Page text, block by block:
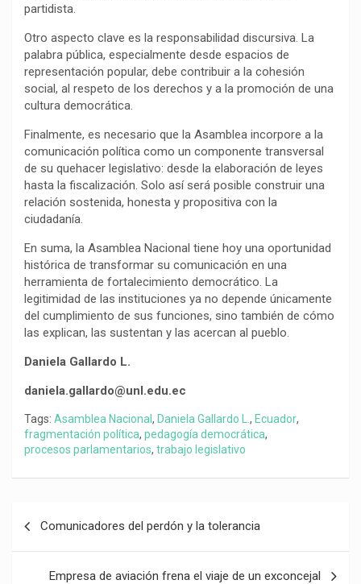
partidista.
Otro aspecto clave es la responsabilidad discursiva. La
palabra pública, especialmente desde espacios de
representación popular, debe contribuir a la cohesión
social, al respeto de los derechos y a la promoción de una
cultura democrática.
Finalmente, es necesario que la Asamblea incorpore a la
comunicación política como un componente transversal
de su quehacer legislativo: desde la elaboración de leyes
hasta la fiscalización. Solo así será posible construir una
relación sostenida, honesta y propositiva con la
ciudadanía.
En suma, la Asamblea Nacional tiene hoy una oportunidad
histórica de transformar su comunicación en una
herramienta de fortalecimiento democrático. La
legitimidad de las instituciones ya no depende únicamente
del cumplimiento de sus funciones, sino también de cómo
las explican, las sustentan y las acercan al pueblo.
Daniela Gallardo L.
daniela.gallardo@unl.edu.ec
Tags: Asamblea Nacional , Daniela Gallardo L. , Ecuador,
fragmentación política, pedagogía democrática,
procesos parlamentarios, trabajo legislativo
entradas
Comunicadores del perdón y la tolerancia
Empresa de aviación frena el viaje de un exconcejal